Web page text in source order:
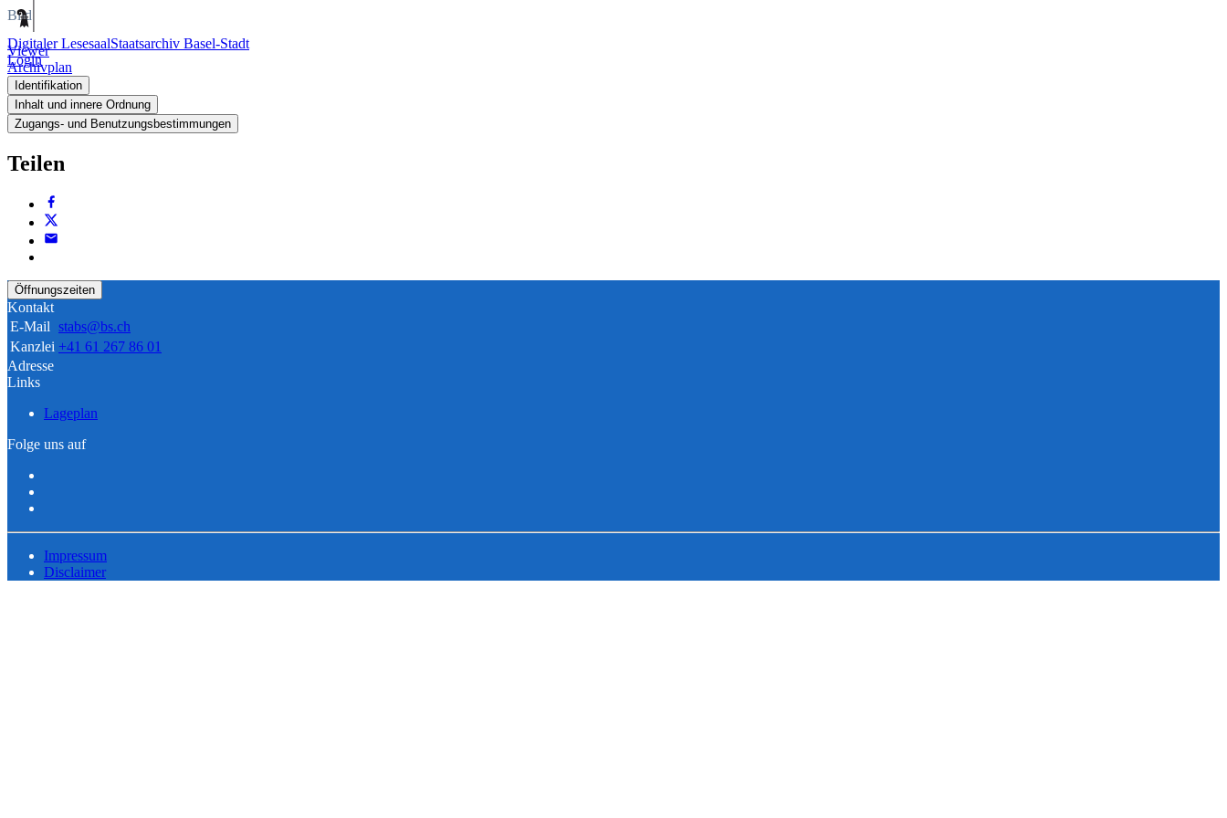
Digitaler LesesaalStaatsarchiv Basel-Stadt
Login
Bild
Viewer
Archivplan
Identifikation
Inhalt und innere Ordnung
Zugangs- und Benutzungsbestimmungen
Teilen
Öffnungszeiten
Kontakt
E-Mail stabs@bs.ch
Kanzlei +41 61 267 86 01
Adresse
Links
Lageplan
Folge uns auf
Impressum
Disclaimer